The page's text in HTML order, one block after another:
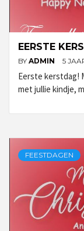
EERSTE
BY ADMIN 5
Eerste kerstdag!
met jullie kindje,
FEESTDAGEN